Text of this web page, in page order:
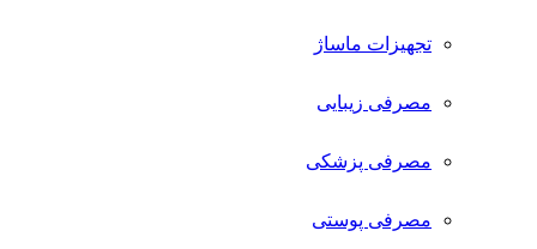
تجهیزات ماساژ
مصرفی زیبایی
مصرفی پزشکی
مصرفی پوستی